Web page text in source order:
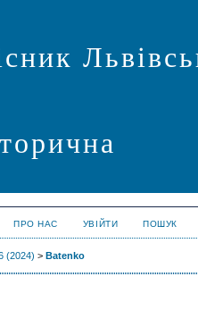
ПРО НАС УВІЙТИ ПОШУК
(2024) > Batenko